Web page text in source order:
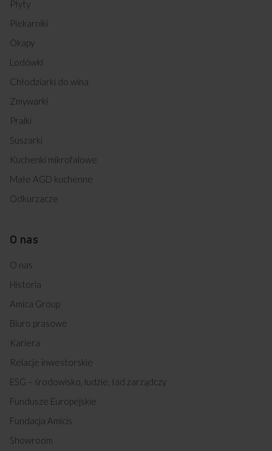
Płyty
Piekarniki
Okapy
Lodówki
Chłodziarki do wina
Zmywarki
Pralki
Suszarki
Kuchenki mikrofalowe
Małe AGD kuchenne
Odkurzacze
O nas
O nas
Historia
Amica Group
Biuro prasowe
Kariera
Relacje inwestorskie
ESG – środowisko, ludzie, ład zarządczy
Fundusze Europejskie
Fundacja Amicis
Showroom